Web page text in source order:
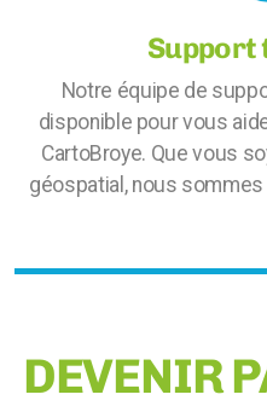
Support
Notre équipe de
disponible pour vous
CartoBroye. Que vous
géospatial, nous
DEVENIR